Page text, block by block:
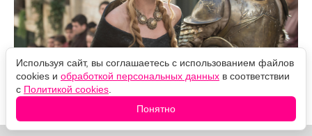
Используя сайт, вы соглашаетесь с использованием файлов
cookies и обработкой персональных данных в соответствии
с Политикой cookies
Понятно